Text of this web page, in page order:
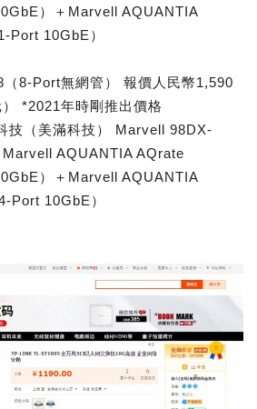
）＋Marvell AQUANTIA
Port 10GbE）
8-Port無網管） 報價人民幣1,590
*2021年時剛推出價格
技（美滿科技） Marvell 98DX-
AQUANTIA AQrate
）＋Marvell AQUANTIA
Port 10GbE）